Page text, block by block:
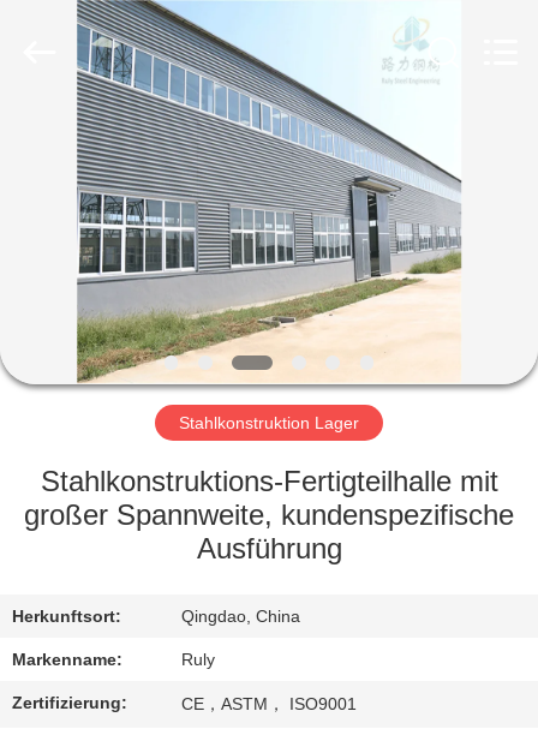
HAUS
PRODUKTE
VIDEOS
VR
SHOW
ÜBER
UNS
AUSFLUG
QUALITÄTSKONTROLLE
Stahlkonstruktion Lager
Stahlkonstruktions-Fertigteilhalle mit
großer Spannweite, kundenspezifische
Ausführung
Herkunftsort: Qingdao, China
Markenname: Ruly
Zertifizierung: CE，ASTM， ISO9001